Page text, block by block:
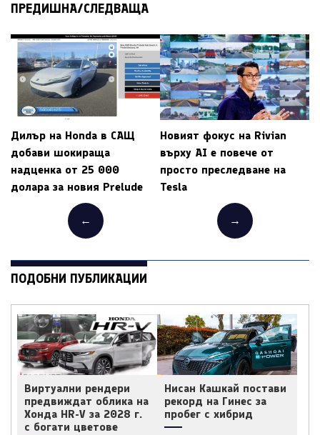
ПРЕДИШНА/СЛЕДВАЩА
Дилър на Honda в САЩ
добави шокираща
надценка от 25 000
долара за новия Prelude
←
Новият фокус на Rivian
върху AI е повече от
просто преследване на
Tesla
→
ПОДОБНИ ПУБЛИКАЦИИ
Виртуални рендери
предвиждат облика на
Хонда HR-V за 2028 г.
с богати цветове
Нисан Кашкай постави
рекорд на Гинес за
пробег с хибрид